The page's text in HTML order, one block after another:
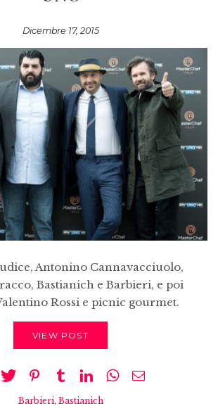
Dicembre 17, 2015
Antonino Cannavacciuolo,
Bastianich e Barbieri, e poi
Rossi e picnic gourmet.
VIEW POST
Barbieri, Bastianich